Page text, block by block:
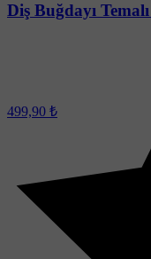
Diş Buğdayı
499,90 ₺